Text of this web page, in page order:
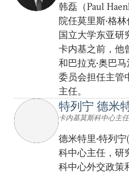
韩磊（Paul
院任莫里斯•格
国立大学东亚研
卡内基之前，他
和巴拉克•奥巴
委员会担任主管
主任。
特列宁 德米
卡内基莫斯科中心主任
德米特里•特列
科中心主任，研
科中心外交政策